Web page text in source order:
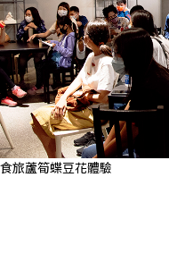
旅蘆筍蝶豆花體驗